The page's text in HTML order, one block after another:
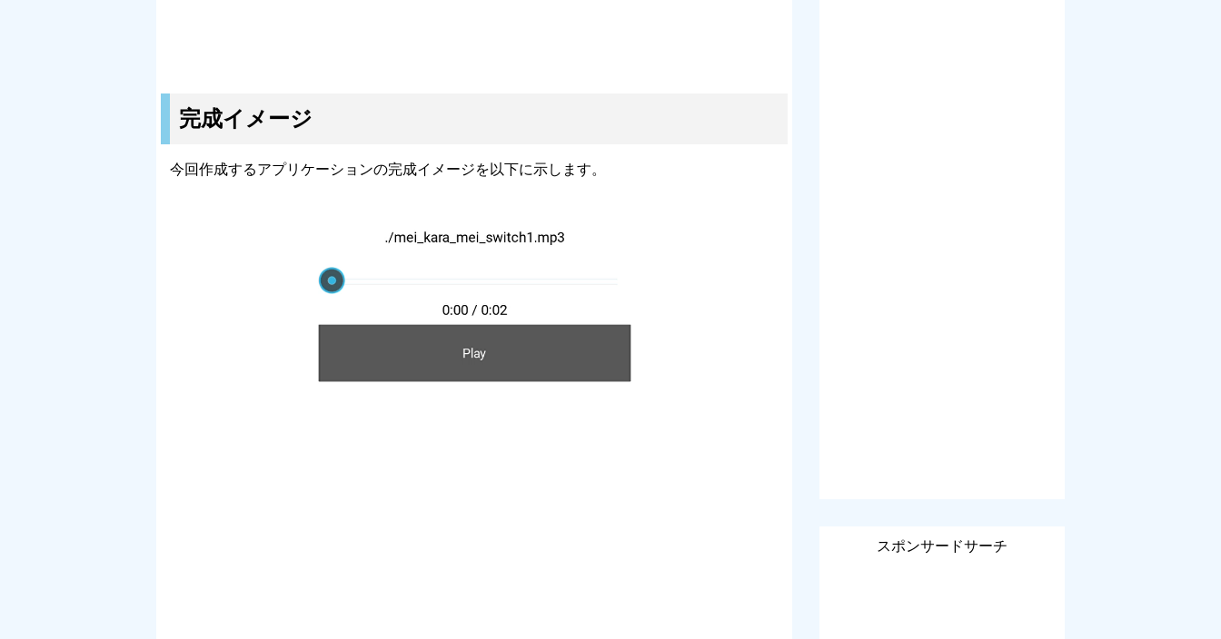
完成イメージ
今回作成するアプリケーションの完成イメージを以下に示します。
スポンサードサーチ